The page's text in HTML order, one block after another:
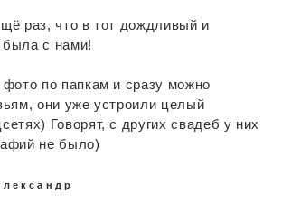
раз, что в тот дождливый и
с нами!
по папкам и сразу можно
они уже устроили целый
Говорят, с других свадеб у них
не было)